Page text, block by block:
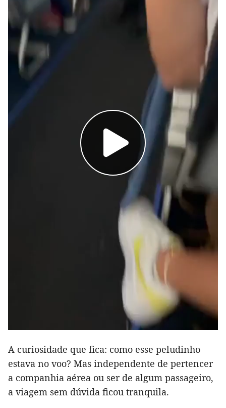
A curiosidade que fica: como esse peludinho
estava no voo? Mas independente de pertencer
a companhia aérea ou ser de algum passageiro,
a viagem sem dúvida ficou tranquila.